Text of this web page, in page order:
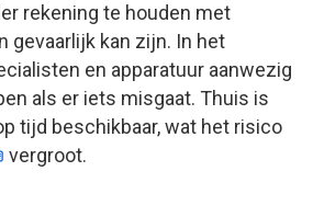
rekening te houden met
gevaarlijk kan zijn. In het
en apparatuur aanwezig
als er iets misgaat. Thuis is
tijd beschikbaar, wat het risico
vergroot.